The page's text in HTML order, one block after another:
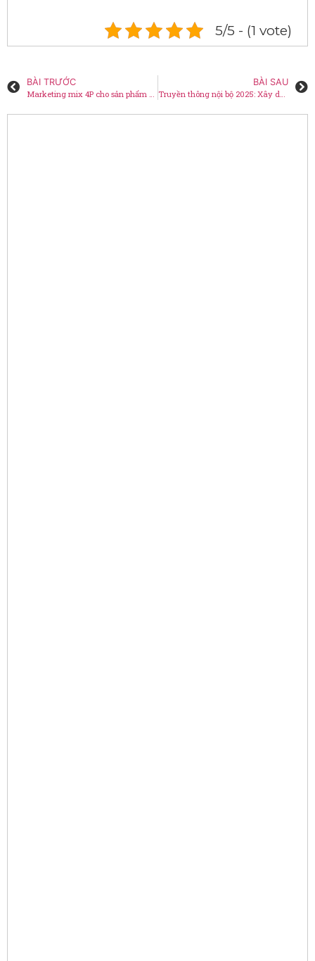
5/5 - (1 vote)
BÀI TRƯỚC
Marketing mix 4P cho sản phẩm và chiến lược thực chiến
BÀI SAU
Truyền thông nội bộ 2025: Xây dựng và phát triển văn hoá doanh nghiệp